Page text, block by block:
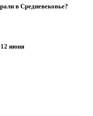
в Средневековье?
12 июня